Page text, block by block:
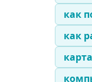
как
как